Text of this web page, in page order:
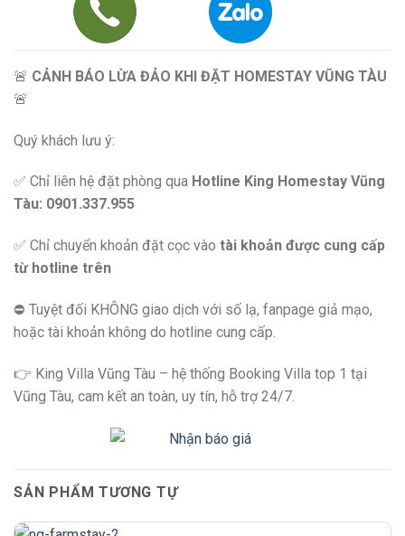
🚨 CẢNH BÁO LỪA ĐẢO KHI ĐẶT HOMESTAY VŨNG TÀU
🚨
Quý khách lưu ý:
✅ Chỉ liên hệ đặt phòng qua Hotline King Homestay Vũng
Tàu: 0901.337.955
✅ Chỉ chuyển khoản đặt cọc vào tài khoản được cung cấp
từ hotline trên
⛔️ Tuyệt đối KHÔNG giao dịch với số lạ, fanpage giả mạo,
hoặc tài khoản không do hotline cung cấp.
👉 King Villa Vũng Tàu – hệ thống Booking Villa top 1 tại
Vũng Tàu, cam kết an toàn, uy tín, hỗ trợ 24/7.
SẢN PHẨM TƯƠNG TỰ